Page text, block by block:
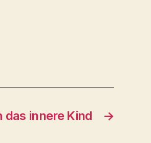
→
innere Kind